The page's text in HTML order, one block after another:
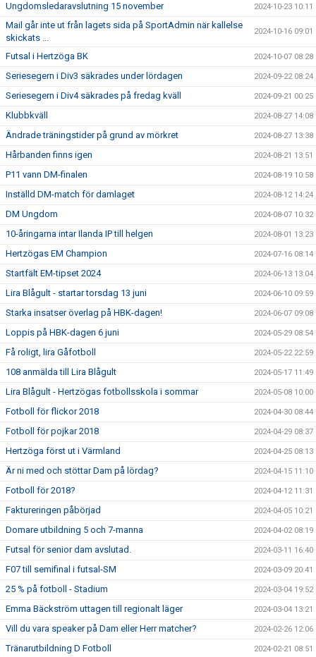
Ungdomsledaravslutning 15 november 2024-10-23 10:11
Mail går inte ut från lagets sida på SportAdmin när kallelse
skickats ...
2024-10-16 09:01
Futsal i Hertzöga BK 2024-10-07 08:28
Seriesegern i Div3 säkrades under lördagen 2024-09-22 08:24
Seriesegern i Div4 säkrades på fredag kväll 2024-09-21 00:25
Klubbkväll 2024-08-27 14:08
Ändrade träningstider på grund av mörkret 2024-08-27 13:38
Hårbanden finns igen 2024-08-21 13:51
P11 vann DM-finalen 2024-08-19 10:58
Inställd DM-match för damlaget 2024-08-12 14:24
DM Ungdom 2024-08-07 10:32
10-åringarna intar Ilanda IP till helgen 2024-08-01 13:23
Hertzögas EM Champion 2024-07-16 08:14
Startfält EM-tipset 2024 2024-06-13 13:04
Lira Blågult - startar torsdag 13 juni 2024-06-10 09:59
Starka insatser överlag på HBK-dagen! 2024-06-07 09:08
Loppis på HBK-dagen 6 juni 2024-05-29 08:54
Få roligt, lira Gåfotboll 2024-05-22 22:59
108 anmälda till Lira Blågult 2024-05-17 11:49
Lira Blågult - Hertzögas fotbollsskola i sommar 2024-05-08 10:00
Fotboll för flickor 2018 2024-04-30 08:44
Fotboll för pojkar 2018 2024-04-29 08:37
Hertzöga först ut i Värmland 2024-04-25 08:13
Är ni med och stöttar Dam på lördag? 2024-04-15 11:10
Fotboll för 2018? 2024-04-12 11:31
Faktureringen påbörjad 2024-04-05 10:21
Domare utbildning 5 och 7-manna 2024-04-02 08:19
Futsal för senior dam avslutad. 2024-03-11 16:40
F07 till semifinal i futsal-SM 2024-03-09 20:41
25 % på fotboll - Stadium 2024-03-04 19:52
Emma Bäckström uttagen till regionalt läger 2024-03-04 13:21
Vill du vara speaker på Dam eller Herr matcher? 2024-02-26 12:06
Tränarutbildning D Fotboll 2024-02-21 08:51